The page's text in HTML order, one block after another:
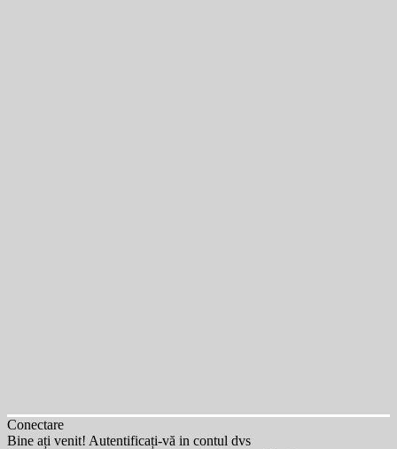
Conectare
Bine ați venit! Autentificați-vă in contul dvs